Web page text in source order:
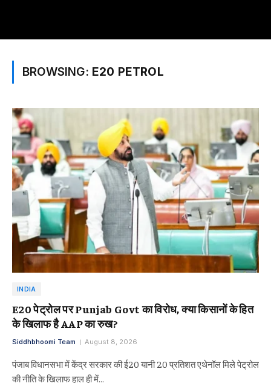
BROWSING: E20 PETROL
INDIA
E20 पेट्रोल पर Punjab Govt का विरोध, क्या किसानों के हित
के खिलाफ है AAP का रुख?
Siddhbhoomi Team August 8, 2026
पंजाब विधानसभा में केंद्र सरकार की ई20 यानी 20 प्रतिशत एथेनॉल मिले पेट्रोल
की नीति के खिलाफ हाल ही में…